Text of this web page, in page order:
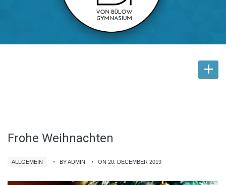
+
Frohe Weihnachten
ALLGEMEIN BY ADMIN ON 20. DECEMBER 2019